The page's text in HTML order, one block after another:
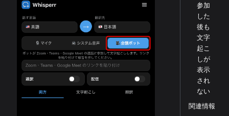
参加
した
後も
文字
起こ
しが
表示
され
ない
関連情報